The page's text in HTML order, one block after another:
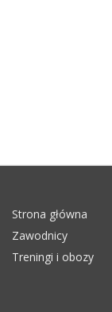
Strona główna
Zawodnicy
Treningi i obozy